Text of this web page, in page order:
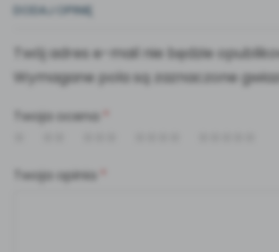
DODAJ OPINIĘ
Twój adres e-mail nie będzie
Wymagane pola są zaznaczone
Twoja ocena
Twoja opinia